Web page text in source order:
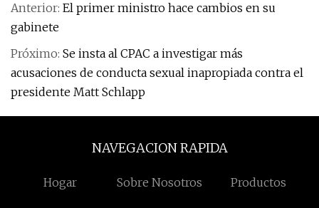
Anterior: El primer ministro hace cambios en su
gabinete
Próximo: Se insta al CPAC a investigar más
acusaciones de conducta sexual inapropiada contra el
presidente Matt Schlapp
NAVEGACION RAPIDA
Hogar Sobre Nosotros Productos